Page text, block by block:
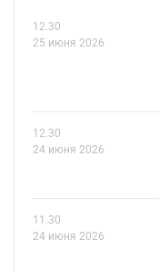
12.30
25 июня 2026
12.30
24 июня 2026
11.30
24 июня 2026